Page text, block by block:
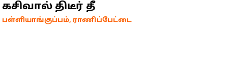
கசிவால் திடீர் தீ
பள்ளியாங்குப்பம், ராணிப்பேட்டை